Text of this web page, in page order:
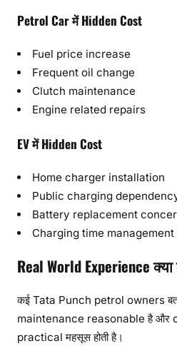
Petrol Car में Hidden Cost
Fuel price increase
Frequent oil change
Clutch maintenance
Engine related repairs
EV में Hidden Cost
Home charger installation
Public charging
Battery replacement
Charging time management
Real World Experience
कई Tata Punch petrol owners
maintenance reasonable है और
practical महसूस होती है।